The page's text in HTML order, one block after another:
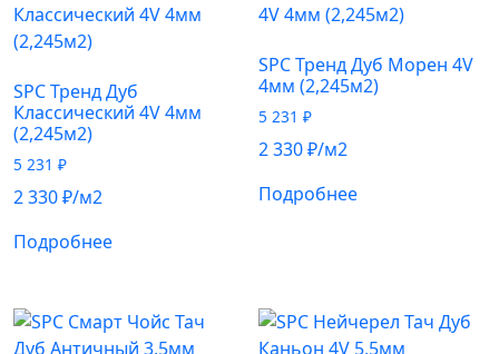
SPC Тренд Дуб
Классический 4V 4мм
(2,245м2)
5 231 ₽
2 330₽/м2
Подробнее
SPC Тренд Дуб Морен 4V
4мм (2,245м2)
5 231₽
2 330₽/м2
Подробнее